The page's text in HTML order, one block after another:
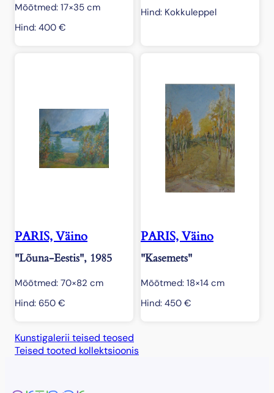
Mõõtmed: 17×35 cm
Hind: 400 €
Hind: Kokkuleppel
PARIS, Väino
"Lõuna-Eestis", 1985
Mõõtmed: 70×82 cm
Hind: 650 €
PARIS, Väino
"Kasemets"
Mõõtmed: 18×14 cm
Hind: 450 €
Kunstigalerii teised teosed
Teised tooted kollektsioonis